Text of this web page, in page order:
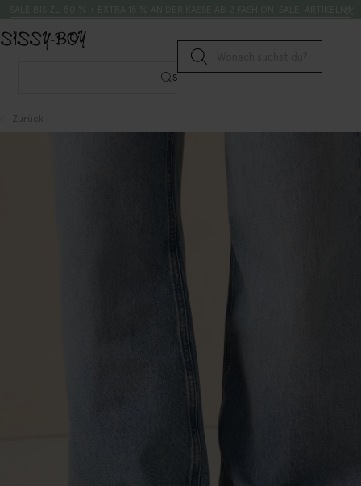
Suche senden
Suche
Zurück